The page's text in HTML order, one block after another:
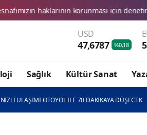
korunması için denetimlerimizi
USD
47,6787 %0,18
Sağlık Kültür Sanat
ULAŞIMI OTOYOL İLE 70 DAKİKAYA DÜŞECEK